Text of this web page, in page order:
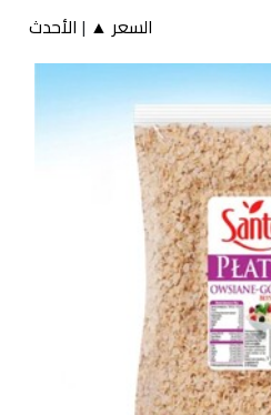
السعر ▲ | الأحدث